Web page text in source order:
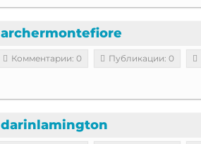
archermontefiore
Комментарии: 0 Публикации: 0
darinlamington